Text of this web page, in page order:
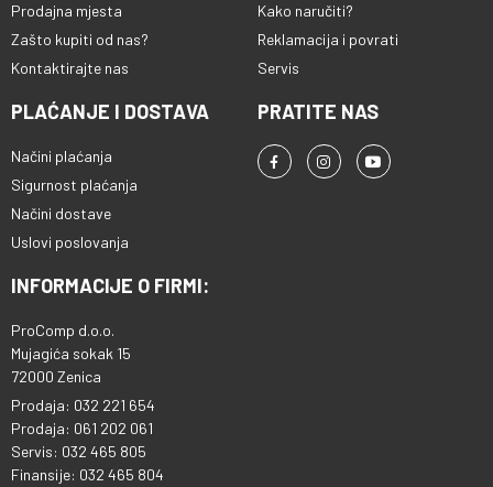
Prodajna mjesta
Zašto kupiti od nas?
Kontaktirajte nas
Kako naručiti?
Reklamacija i povrati
Servis
PLAĆANJE I DOSTAVA
Načini plaćanja
Sigurnost plaćanja
Načini dostave
Uslovi poslovanja
PRATITE NAS
INFORMACIJE O FIRMI:
ProComp d.o.o.
Mujagića sokak 15
72000 Zenica
Prodaja: 032 221 654
Prodaja: 061 202 061
Servis: 032 465 805
Finansije: 032 465 804